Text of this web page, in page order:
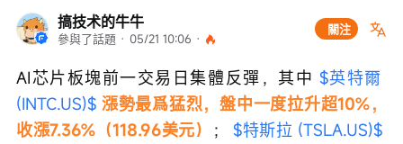
搞技术的牛牛
參與了話題 · 05/21 10:06 ·
關注
AI芯片板塊前一交易日集體反彈，其中 $英特爾
(INTC.US)$ 漲勢最爲猛烈，盤中一度拉升超10%，
收漲7.36%（118.96美元）
； $特斯拉 (TSLA.US)$